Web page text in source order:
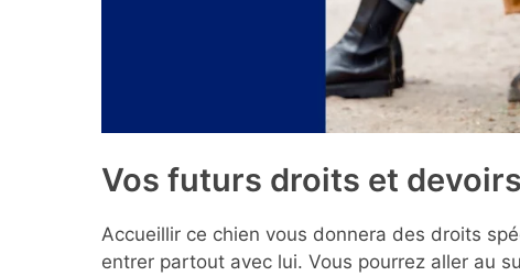
Vos futurs droits et devoirs
Accueillir ce chien vous donnera des droits
entrer partout avec lui. Vous pourrez aller au